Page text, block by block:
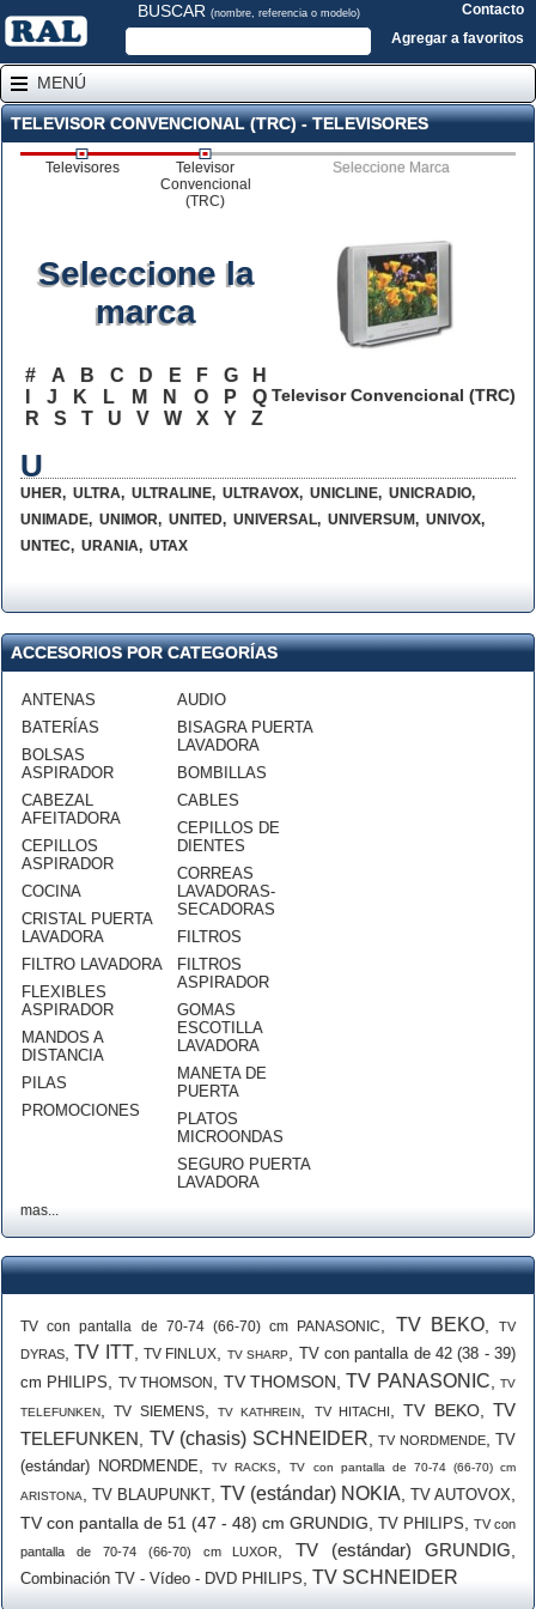
BUSCAR (nombre, referencia o modelo)
Contacto
Agregar a favoritos
MENÚ
TELEVISOR CONVENCIONAL (TRC) - TELEVISORES
Televisores
Televisor
Convencional
(TRC)
Seleccione Marca
Televisor Convencional (TRC)
Seleccione la
marca
# A B C D E F G
H
J K L M N O P
Q
R
S T U V W X Y Z
U
UHER, ULTRA, ULTRALINE, ULTRAVOX, UNICLINE, UNICRADIO,
UNIMADE, UNIMOR, UNITED, UNIVERSAL, UNIVERSUM, UNIVOX,
UNTEC, URANIA, UTAX
ACCESORIOS POR CATEGORÍAS
ANTENAS
BATERÍAS
BOLSAS
ASPIRADOR
CABEZAL
AFEITADORA
CEPILLOS
ASPIRADOR
COCINA
CRISTAL PUERTA
LAVADORA
FILTRO LAVADORA
FLEXIBLES
ASPIRADOR
MANDOS A
DISTANCIA
PILAS
PROMOCIONES
AUDIO
BISAGRA PUERTA
LAVADORA
BOMBILLAS
CABLES
CEPILLOS DE
DIENTES
CORREAS
LAVADORAS-
SECADORAS
FILTROS
FILTROS
ASPIRADOR
GOMAS
ESCOTILLA
LAVADORA
MANETA DE
PUERTA
PLATOS
MICROONDAS
SEGURO PUERTA
LAVADORA
mas...
TV con pantalla de 70-74 (66-70) cm PANASONIC TV BEKO,TV
DYRAS
,TV ITT,TV FINLUX TV SHARP
TV con pantalla de 42 (38 - 39)
cm PHILIPS
TV THOMSON TV THOMSON ,TV PANASONIC TV
TELEFUNKEN ,TV SIEMENS,TV KATHREIN TV HITACHI ,TV BEKO,TV
TELEFUNKEN TV (chasis) SCHNEIDER TV NORDMENDE, TV
(estándar) NORDMENDE ,TV RACKS ,TV con pantalla de 70-74 (66-70) cm
ARISTONA TV BLAUPUNKT TV (estándar) NOKIA TV AUTOVOX
TV con pantalla de 51 (47 - 48) cm GRUNDIG TV PHILIPS
TV con
pantalla de 70-74 (66-70) cm LUXOR
,TV (estándar) GRUNDIG
Combinación TV - Vídeo - DVD PHILIPS TV SCHNEIDER